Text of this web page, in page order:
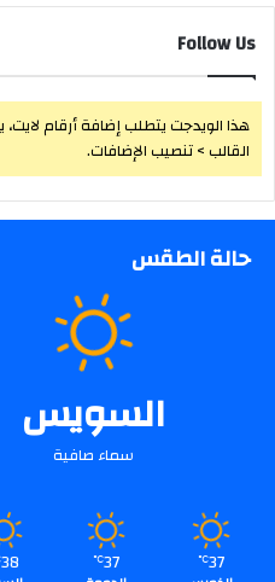
Follow Us
هذا الويدجت يتطلب إضافة أرقام
القالب > تنصيب الإضافات.
حالة الطقس
السويس
سماء صافية
37
℃
37
℃
38